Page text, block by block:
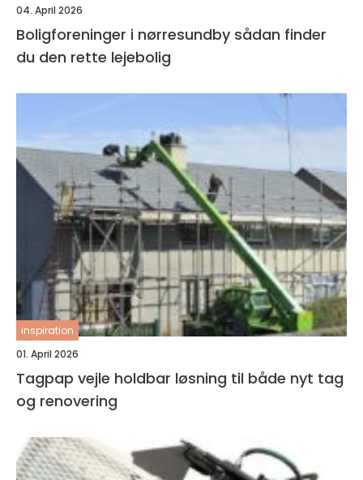
04. April 2026
Boligforeninger i nørresundby sådan finder
du den rette lejebolig
inspiration
01. April 2026
Tagpap vejle holdbar løsning til både nyt tag
og renovering